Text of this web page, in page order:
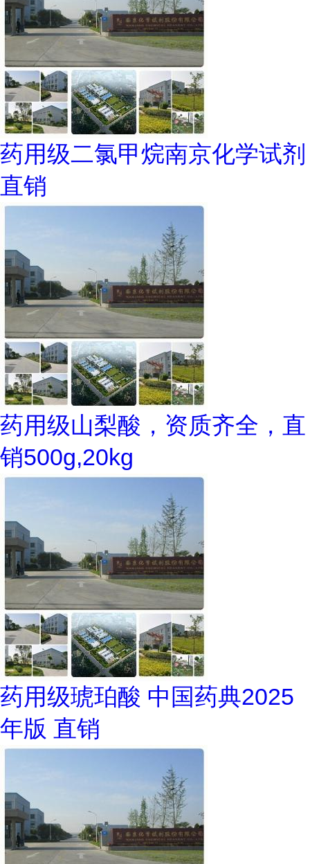
药用级二氯甲烷南京化学试剂
直销
药用级山梨酸，资质齐全，直
销500g,20kg
药用级琥珀酸 中国药典2025
年版 直销